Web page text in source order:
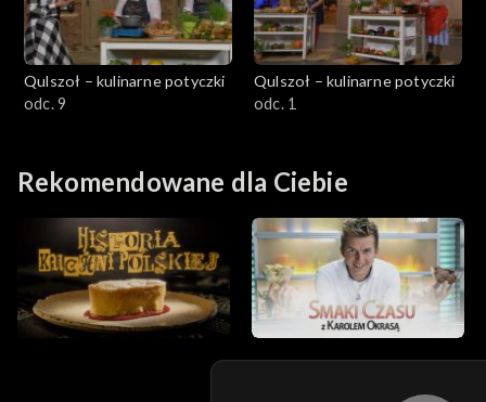
Qulszoł – kulinarne potyczki
odc. 9
Qulszoł – kulinarne potyczki
odc. 1
Rekomendowane dla Ciebie